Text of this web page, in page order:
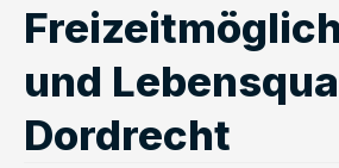
und
Dordrecht